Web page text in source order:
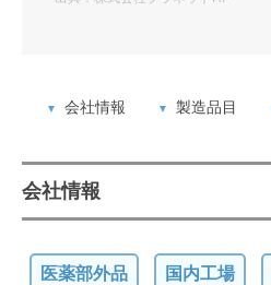
会社情報 製造品目
会社情報
医薬部外品 国内工場